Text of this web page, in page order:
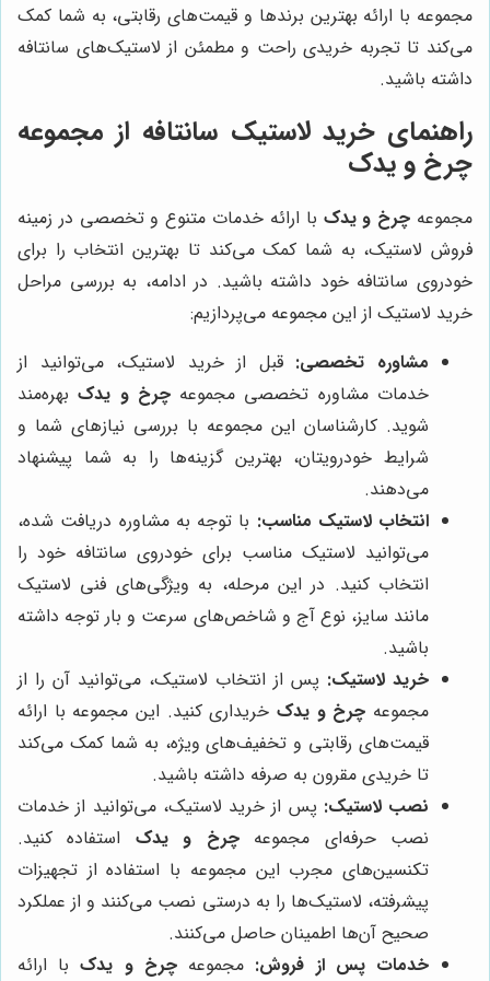
مجموعه با ارائه بهترین برندها و قیمت‌های رقابتی، به شما کمک
می‌کند تا تجربه خریدی راحت و مطمئن از لاستیک‌های سانتافه
داشته باشید.
راهنمای خرید لاستیک سانتافه از مجموعه
چرخ و یدک
مجموعه چرخ و یدک با ارائه خدمات متنوع و تخصصی در زمینه
فروش لاستیک، به شما کمک می‌کند تا بهترین انتخاب را برای
خودروی سانتافه خود داشته باشید. در ادامه، به بررسی مراحل
خرید لاستیک از این مجموعه می‌پردازیم:
مشاوره تخصصی: قبل از خرید لاستیک، می‌توانید از
خدمات مشاوره تخصصی مجموعهچرخ و یدکبهره‌مند
شوید. کارشناسان این مجموعه با بررسی نیازهای شما و
شرایط خودرویتان، بهترین گزینه‌ها را به شما پیشنهاد
می‌دهند.
انتخاب لاستیک مناسب: با توجه به مشاوره دریافت شده،
می‌توانید لاستیک مناسب برای خودروی سانتافه خود را
انتخاب کنید. در این مرحله، به ویژگی‌های فنی لاستیک
مانند سایز، نوع آج و شاخص‌های سرعت و بار توجه داشته
باشید.
خرید لاستیک: پس از انتخاب لاستیک، می‌توانید آن را از
مجموعه چرخ و یدک خریداری کنید. این مجموعه با ارائه
قیمت‌های رقابتی و تخفیف‌های ویژه، به شما کمک می‌کند
تا خریدی مقرون به صرفه داشته باشید.
نصب لاستیک: پس از خرید لاستیک، می‌توانید از خدمات
نصب حرفه‌ای مجموعهچرخ و یدک استفاده کنید.
تکنسین‌های مجرب این مجموعه با استفاده از تجهیزات
پیشرفته، لاستیک‌ها را به درستی نصب می‌کنند و از عملکرد
صحیح آن‌ها اطمینان حاصل می‌کنند.
خدمات پس از فروش: مجموعهچرخ و یدکبا ارائه